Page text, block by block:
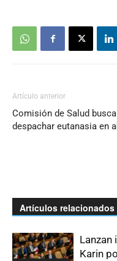
Artículo anterior
Comisión de Salud busca
despachar eutanasia en
Artículos relacionados
Lanzan
Karin